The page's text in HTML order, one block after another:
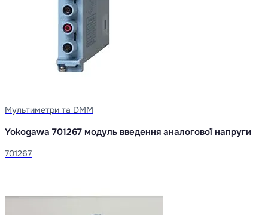
Мультиметри та DMM
Yokogawa 701267 модуль введення аналогової напруги
701267